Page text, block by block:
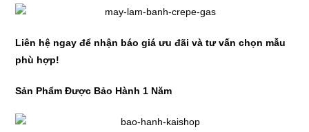
Liên hệ ngay để nhận báo giá ưu đãi và tư vấn chọn mẫu
phù hợp!
Sản Phẩm Được Bảo Hành 1 Năm